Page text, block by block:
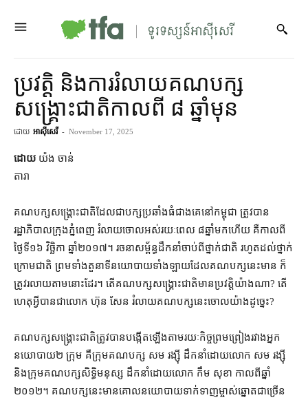
ប្រវត្តិ និង​ការ​រំលាយ​គណបក្ស​
សង្គ្រោះ​ជាតិ​កាល​ពី ៨ ឆ្នាំ​មុន
ដោយ អាស៊ីសេរី - November 17, 2025
ដោយ យ៉ង ចាន់
តារា
គណបក្ស​សង្គ្រោះជាតិ​ដែល​ជា​បក្ស​ប្រឆាំង​ធំ​ជាងគេ​នៅ​កម្ពុជា ត្រូវ​បាន​
រដ្ឋាភិបាល​ក្រុង​ភ្នំពេញ រំលាយ​ចោល​អស់​រយៈពេល ៨​ឆ្នាំ​មក​ហើយ គឺ​កាល​ពី​
ថ្ងៃ​ទី​១៦ វិច្ឆិកា ឆ្នាំ​២០១៧។ រចនាសម្ព័ន្ធ​ដឹកនាំ​ចាប់​​ពី​​​ថ្នាក់​ជាតិ រហូត​ដល់​​ថ្នាក់
ក្រោម​ជាតិ ព្រម​ទាំង​តួនាទី​នយោបាយ​ទាំងឡាយ​ដែល​គណបក្ស​នេះ​​មាន ក៏​
ត្រូវ​រលាយ​​តាម​នោះ​ដែរ។ តើ​គណបក្ស​សង្គ្រោះ​ជាតិ​មាន​ប្រវត្តិ​យ៉ាងណា? តើ​
ហេតុ​អ្វី​បានជា​លោក ហ៊ុន សែន រំលាយ​គណបក្ស​នេះ​ចោល​យ៉ាង​ដូច្នេះ?
គណបក្ស​សង្គ្រោះ​ជាតិ​ត្រូវ​បាន​បង្កើត​ឡើង​តាមរយៈ​កិច្ច​ព្រមព្រៀង​រវាង​​​អ្នក​
នយោបាយ​២ ក្រុម គឺ​ក្រុម​​គណបក្ស សម រង្ស៊ី ដឹកនាំ​ដោយ​លោក សម រង្ស៊ី
និង​ក្រុម​គណបក្ស​សិទ្ធិមនុស្ស​ ដឹកនាំ​ដោយ​​លោក កឹម សុខា កាល​ពី​ឆ្នាំ​
២០១២។ គណបក្ស​នេះ​មាន​គោល​នយោបាយ​ទាក់ទាញ​ម្ចាស់​ឆ្នោត​ជាច្រើន​